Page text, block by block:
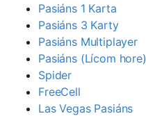
Pasiáns 1 Karta
Pasiáns 3 Karty
Pasiáns Multiplayer
Pasiáns (Lícom hore)
Spider
FreeCell
Las Vegas Pasiáns